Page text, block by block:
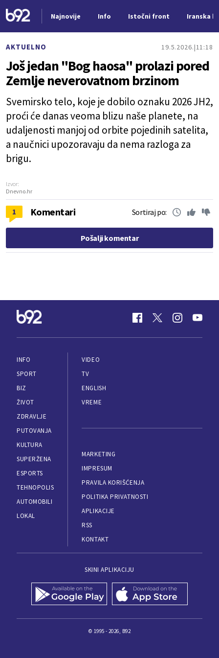
Najnovije Info Istočni front Iranska
AKTUELNO 19.5.2026. 11:18
Još jedan "Bog haosa" prolazi pored
Zemlje neverovatnom brzinom
Svemirsko telo, koje je dobilo oznaku 2026 JH2,
proći će danas veoma blizu naše planete, na
udaljenosti manjoj od orbite pojedinih satelita,
a naučnici upozoravaju da nema razloga za
brigu.
Izvor:
Dnevno.hr
1 Komentari Sortiraj po:
Pošalji komentar
INFO
SPORT
BIZ
ŽIVOT
ZDRAVLJE
PUTOVANJA
KULTURA
SUPERŽENA
ESPORTS
TEHNOPOLIS
AUTOMOBILI
LOKAL
VIDEO
TV
ENGLISH
VREME
MARKETING
IMPRESUM
PRAVILA KORIŠĆENJA
POLITIKA PRIVATNOSTI
APLIKACIJE
RSS
KONTAKT
SKINI APLIKACIJU
© 1995 - 2026, B92